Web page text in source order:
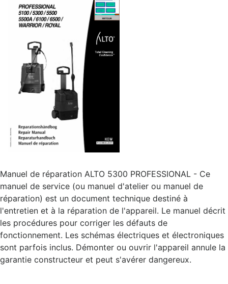
Manuel de réparation ALTO 5300 PROFESSIONAL - Ce
manuel de service (ou manuel d'atelier ou manuel de
réparation) est un document technique destiné à
l'entretien et à la réparation de l'appareil. Le manuel décrit
les procédures pour corriger les défauts de
fonctionnement. Les schémas électriques et électroniques
sont parfois inclus. Démonter ou ouvrir l'appareil annule la
garantie constructeur et peut s'avérer dangereux.